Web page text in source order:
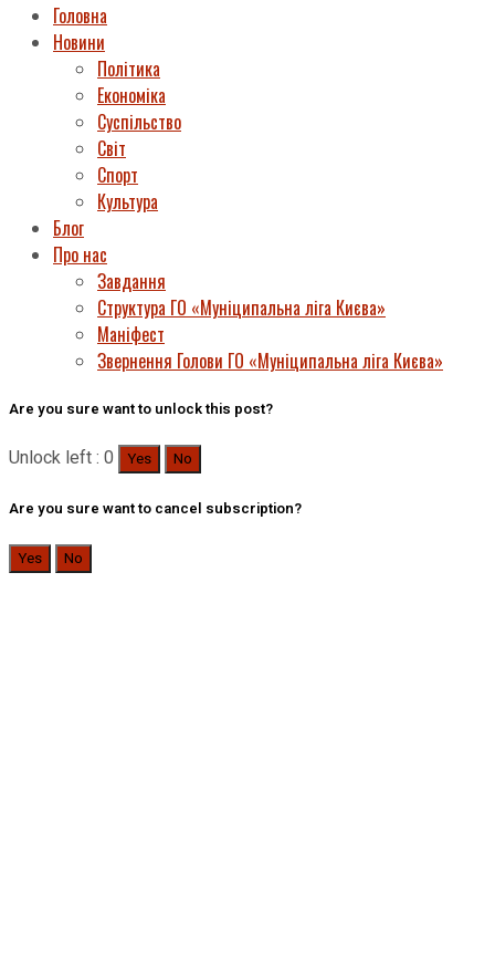
Головна
Новини
Політика
Економіка
Суспільство
Світ
Спорт
Культура
Блог
Про нас
Завдання
Структура ГО «Муніципальна ліга Києва»
Маніфест
Звернення Голови ГО «Муніципальна ліга Києва»
Are you sure want to unlock this post?
Unlock left : 0 Yes No
Are you sure want to cancel subscription?
Yes No